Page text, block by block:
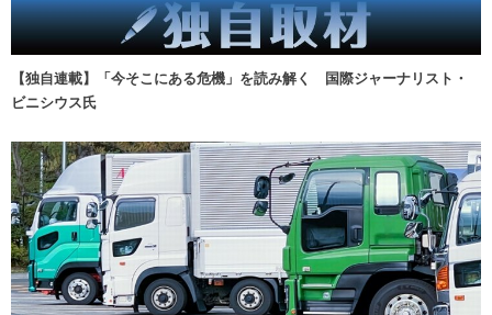
【独自連載】「今そこにある危機」を読み解く 国際ジャーナリスト・
ビニシウス氏